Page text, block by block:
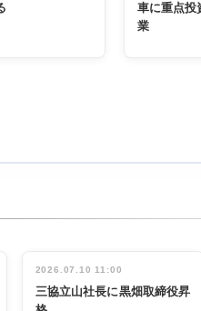
車に重点投
業
2026.07.10 11:00
三協立山社長に黒畑取締役昇